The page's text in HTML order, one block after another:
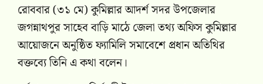
রোববার (৩১ মে) কুমিল্লার আদর্শ সদর উপজেলার
জগন্নাথপুর সাহেব বাড়ি মাঠে জেলা তথ্য অফিস কুমিল্লার
আয়োজনে অনুষ্ঠিত ফ্যামিলি সমাবেশে প্রধান অতিথির
বক্তব্যে তিনি এ কথা বলেন।